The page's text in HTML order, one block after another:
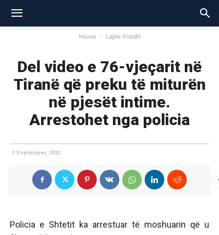
Home Lajmi-Fundit
Del video e 76-vjeçarit në
Tiranë që preku të miturën
në pjesët intime.
Arrestohet nga policia
3 September, 2022
Policia e Shtetit ka arrestuar të moshuarin që u